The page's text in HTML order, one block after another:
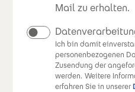
Mail zu erhalten.
Ich bin damit
personenbezogenen
Zusendung der
werden. Weitere
erfahren Sie in unserer